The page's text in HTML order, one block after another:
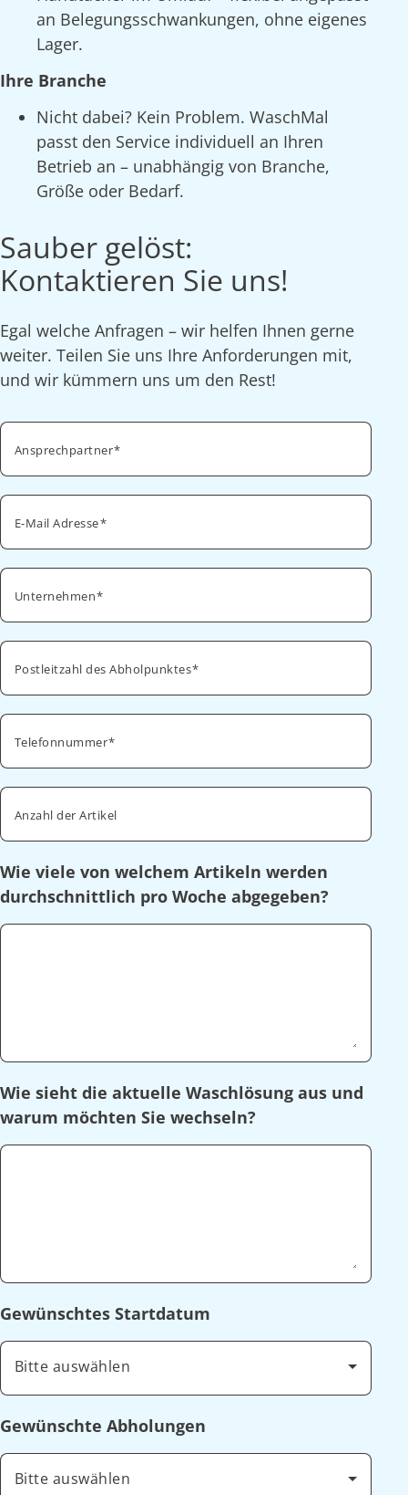
an Belegungsschwankungen, ohne eigenes
Lager.
Ihre Branche
Nicht dabei? Kein Problem. WaschMal
passt den Service individuell an Ihren
Betrieb an – unabhängig von Branche,
Größe oder Bedarf.
Sauber gelöst:
Kontaktieren Sie uns!
Egal welche Anfragen – wir helfen Ihnen gerne
weiter. Teilen Sie uns Ihre Anforderungen mit,
und wir kümmern uns um den Rest!
Ansprechpartner
E-Mail Adresse
Unternehmen
Postleitzahl des Abholpunktes
Telefonnummer
Anzahl der Artikel
Wie viele von welchem Artikeln werden
durchschnittlich pro Woche abgegeben?
Wie sieht die aktuelle Waschlösung aus und
warum möchten Sie wechseln?
Gewünschtes Startdatum
Bitte auswählen
Gewünschte Abholungen
Bitte auswählen